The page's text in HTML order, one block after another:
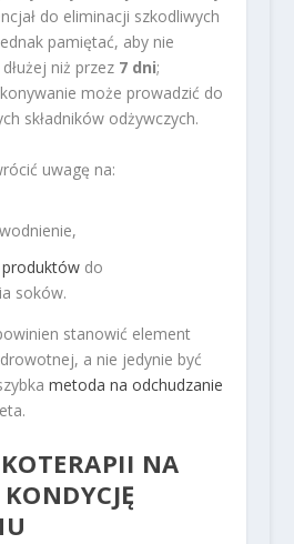
do eliminacji szkodliwych
pamiętać, aby nie
niż przez 7 dni;
może prowadzić do
składników odżywczych.
uwagę na:
do
soków.
stanowić element
a nie jedynie być
metoda na odchudzanie
NA